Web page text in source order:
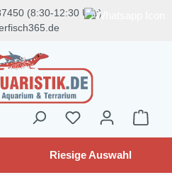
(8:30-12:30 Uhr)
Riesige Auswahl